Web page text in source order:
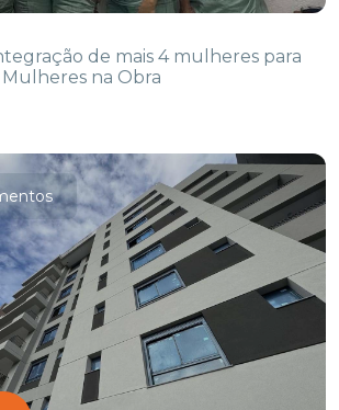
de mais 4 mulheres para
na Obra